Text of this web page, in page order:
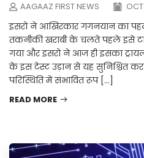
AAGAAZ FIRST NEWS
इसरो ने आखिरकार गगनयान का
तकनीकी खराबी के चलते पहले इसे
गया और इसरो ने आज ही इसका
के इस टेस्ट उड़ान से यह सुनिश्चित
परिस्थिति में संभावित रूप […]
READ MORE